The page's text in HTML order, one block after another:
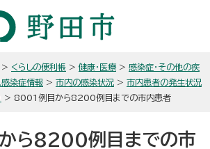
> くらしの便利帳 > 健康・医療 > 感染症・その他の疾
感染症情報 > 市内の感染状況 > 市内患者の発生状況
> 8001例目から8200例目までの市内患者
ら8200例目までの市